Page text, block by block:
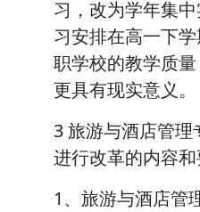
习，改为学年集
习安排在高一下
职学校的教学质
更具有现实意义。
3 旅游与酒店管
进行改革的内容
1、旅游与酒店管